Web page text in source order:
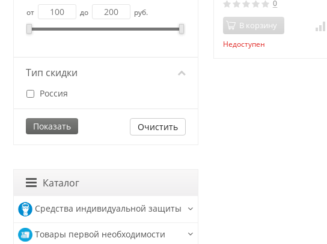
0
В корзину
Недоступен
от до руб.
Тип скидки
Россия
Очистить
Каталог
Средства индивидуальной защиты
Товары первой необходимости